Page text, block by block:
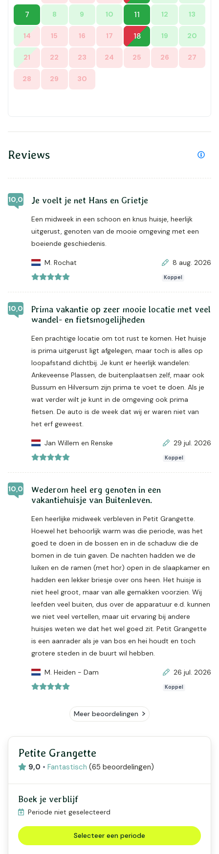
7 8 9 10 11 12 13
14 15 16 17 18 19 20
21 22 23 24 25 26 27
28 29 30
Reviews
10,0 Je voelt je net Hans en Grietje
Een midweek in een schoon en knus huisje, heerlijk
uitgerust, genoten van de mooie omgeving met een
boeiende geschiedenis.
M. Rochat 8 aug. 2026
Koppel
10,0
Prima vakantie op zeer mooie locatie met veel
wandel- en fietsmogelijheden
Een prachtige locatie om tot rust te komen. Het huisje
is prima uitgerust ligt afgelegen, maar toch is alles op
loopafstand dichtbij. Je kunt er heerlijk wandelen:
Ankeveense Plassen, de buitenplaatsen zelf, maar ook
Bussum en Hilversum zijn prima te voet te doen. Als je
wat verder wilt je kunt in de omgeving ook prima
fietsen. De auto is de week dat wij er waren niet van
het erf geweest.
Jan Willem en Renske 29 jul. 2026
Koppel
10,0
Wederom heel erg genoten in een
vakantiehuisje van Buitenleven.
Een heerlijke midweek verbleven in Petit Grangette.
Hoewel het behoorlijk warm was die periode, was het
goed te doen in de bossen en in de schaduw die de
bomen in de tuin gaven. De nachten hadden we de
luiken en de ramen (met hor) open in de slaapkamer en
hadden een lekker briesje over ons heen. Het huisje is
niet heel groot, maar van alle gemakken voorzien. Wij
leefden veel buiten, dus over de apparatuur e.d. kunnen
we niet veel vertellen, maar uit ervaring bij andere
huisjes weten we dat het wel goed zit. Petit Grangette
is een aanrader als je van bos en hei houdt en toch
grotere steden in de buurt wil hebben.
M. Heiden - Dam 26 jul. 2026
Koppel
Meer beoordelingen
Petite Grangette
9,0 • Fantastisch (65 beoordelingen)
Boek je verblijf
Periode niet geselecteerd
Selecteer een periode